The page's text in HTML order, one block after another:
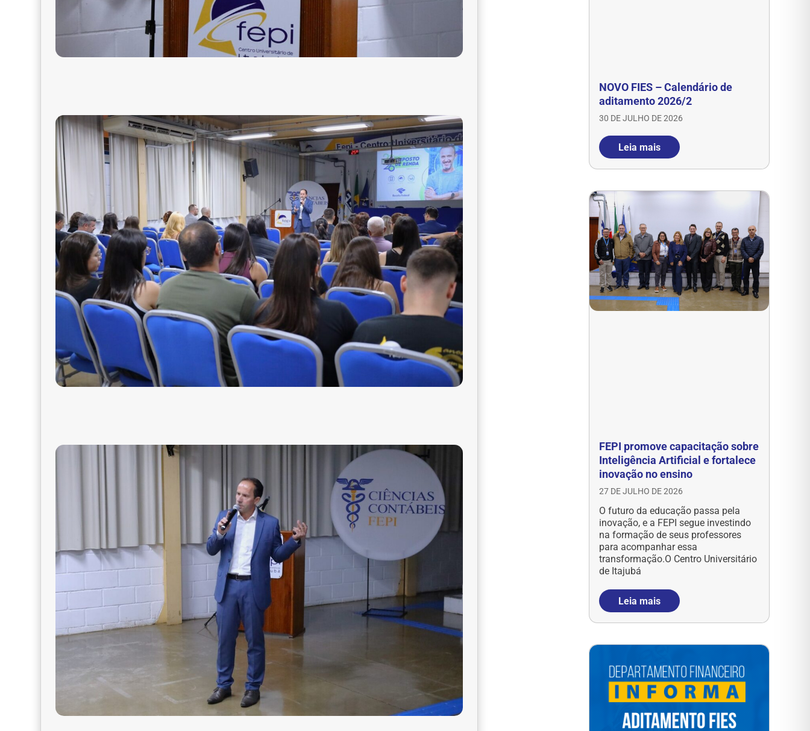
NOVO FIES – Calendário de
aditamento 2026/2
30 DE JULHO DE 2026
Leia mais
FEPI promove capacitação sobre
Inteligência Artificial e fortalece
inovação no ensino
27 DE JULHO DE 2026
O futuro da educação passa pela
inovação, e a FEPI segue investindo
na formação de seus professores
para acompanhar essa
transformação.O Centro Universitário
de Itajubá
Leia mais